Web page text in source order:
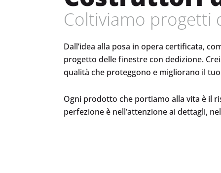
Coltiviamo progetti
Dall’idea alla posa in opera certificata,
progetto delle finestre con dedizione.
qualità che proteggono e migliorano il
Ogni prodotto che portiamo alla vita è il
perfezione è nell’attenzione ai dettagli,